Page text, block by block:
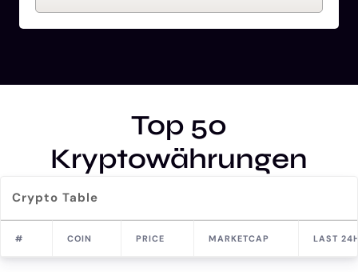
Top 50
Kryptowährungen
Crypto Table
# COIN PRICE MARKETCAP LAST